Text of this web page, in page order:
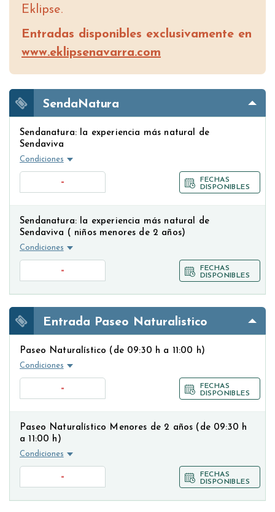
Eklipse.
Entradas disponibles exclusivamente en
www.eklipsenavarra.com
SendaNatura
-
Sendanatura: la experiencia más natural de
Sendaviva
Condiciones
FECHAS
DISPONIBLES
-
Sendanatura: la experiencia más natural de
Sendaviva ( niños menores de 2 años)
Condiciones
FECHAS
DISPONIBLES
Entrada Paseo Naturalistico
-
Paseo Naturalístico (de 09:30 h a 11:00 h)
Condiciones
FECHAS
DISPONIBLES
-
Paseo Naturalístico Menores de 2 años (de 09:30 h
a 11:00 h)
Condiciones
FECHAS
DISPONIBLES